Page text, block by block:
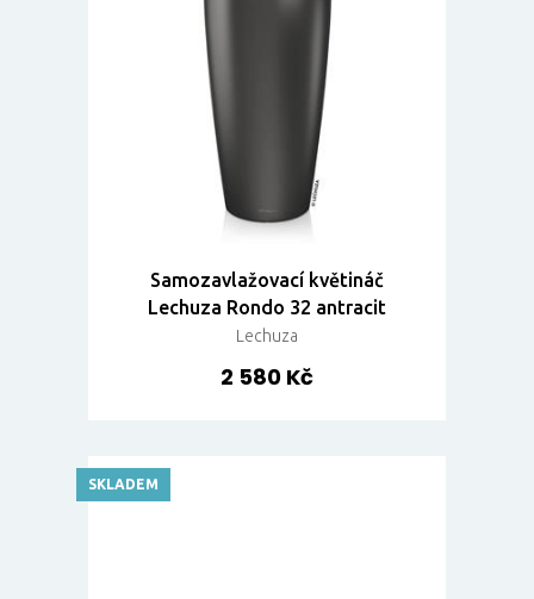
Samozavlažovací květináč
Lechuza Rondo 32 antracit
Lechuza
2 580 Kč
SKLADEM